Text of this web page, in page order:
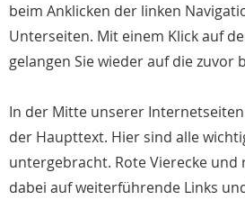
beim Anklicken der linken
Unterseiten. Mit einem Klick auf
gelangen Sie wieder auf die zuvor
In der Mitte unserer
der Haupttext. Hier sind alle
untergebracht. Rote Vierecke und
dabei auf weiterführende Links